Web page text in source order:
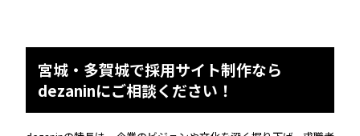
宮城・多賀城で採用サイト制作なら
dezaninにご相談ください！